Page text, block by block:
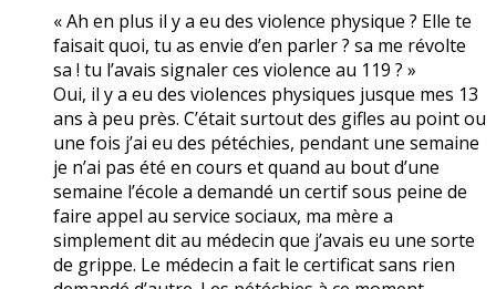
« Ah en plus il y a eu des violence physique ? Elle te
faisait quoi, tu as envie d’en parler ? sa me révolte
sa ! tu l’avais signaler ces violence au 119 ? »
Oui, il y a eu des violences physiques jusque mes 13
ans à peu près. C’était surtout des gifles au point ou
une fois j’ai eu des pétéchies, pendant une semaine
je n’ai pas été en cours et quand au bout d’une
semaine l’école a demandé un certif sous peine de
faire appel au service sociaux, ma mère a
simplement dit au médecin que j’avais eu une sorte
de grippe. Le médecin a fait le certificat sans rien